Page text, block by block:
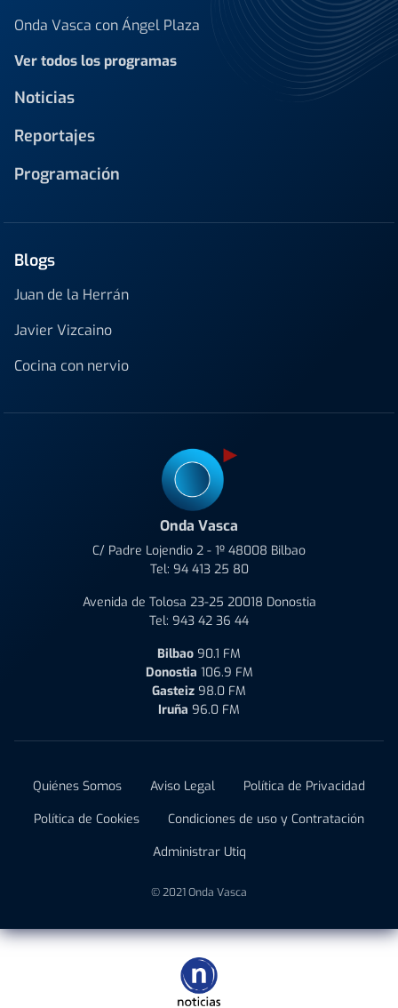
Onda Vasca con Ángel Plaza
Ver todos los programas
Noticias
Reportajes
Programación
Blogs
Juan de la Herrán
Javier Vizcaino
Cocina con nervio
Onda Vasca
C/ Padre Lojendio 2 - 1º 48008 Bilbao
Tel: 94 413 25 80
Avenida de Tolosa 23-25 20018 Donostia
Tel: 943 42 36 44
Bilbao 90.1 FM
Donostia 106.9 FM
Gasteiz 98.0 FM
Iruña 96.0 FM
Quiénes Somos Aviso Legal
Política de Privacidad
Política de Cookies
Condiciones de uso y Contratación
Administrar Utiq
© 2021 Onda Vasca